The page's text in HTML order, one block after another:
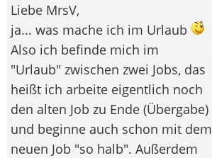
Liebe MrsV,
ja... was mache ich im Urlaub
Also ich befinde mich im
"Urlaub" zwischen zwei Jobs, das
heißt ich arbeite eigentlich noch
den alten Job zu Ende (Übergabe)
und beginne auch schon mit dem
neuen Job "so halb". Außerdem